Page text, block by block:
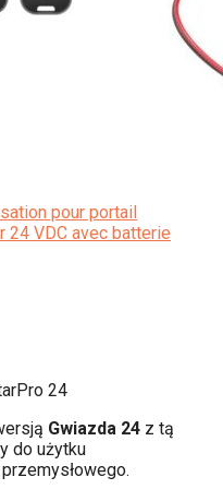
pour portail
VDC avec batterie
Gwiazda 24z tą
do użytku